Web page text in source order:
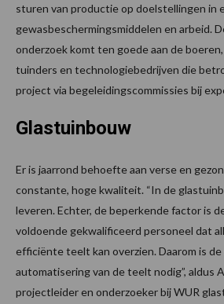
sturen van productie op doelstellingen in
gewasbeschermingsmiddelen en arbeid.
onderzoek komt ten goede aan de
tuinders en technologiebedrijven die
project via begeleidingscommissies bij
Glastuinbouw
Er is jaarrond behoefte aan verse en
constante, hoge kwaliteit. “In de
leveren. Echter, de beperkende factor is
voldoende gekwalificeerd personeel dat
efficiënte teelt kan overzien. Daarom is
automatisering van de teelt nodig”, aldus
projectleider en onderzoeker bij WUR